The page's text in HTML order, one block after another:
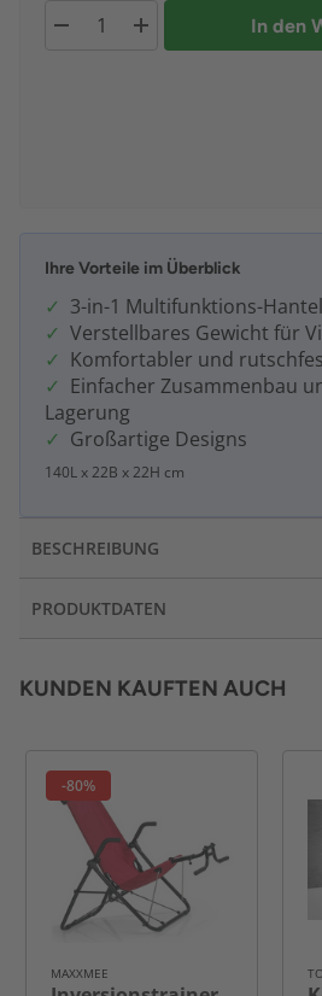
In den
Ihre Vorteile im Überblick
3-in-1 Multifunktions-
Verstellbares Gewicht für
Komfortabler und
Einfacher Zusammenbau
Lagerung
Großartige Designs
140L x 22B x 22H cm
BESCHREIBUNG
PRODUKTDATEN
KUNDEN KAUFTEN AUCH
-80%
MAXXMEE